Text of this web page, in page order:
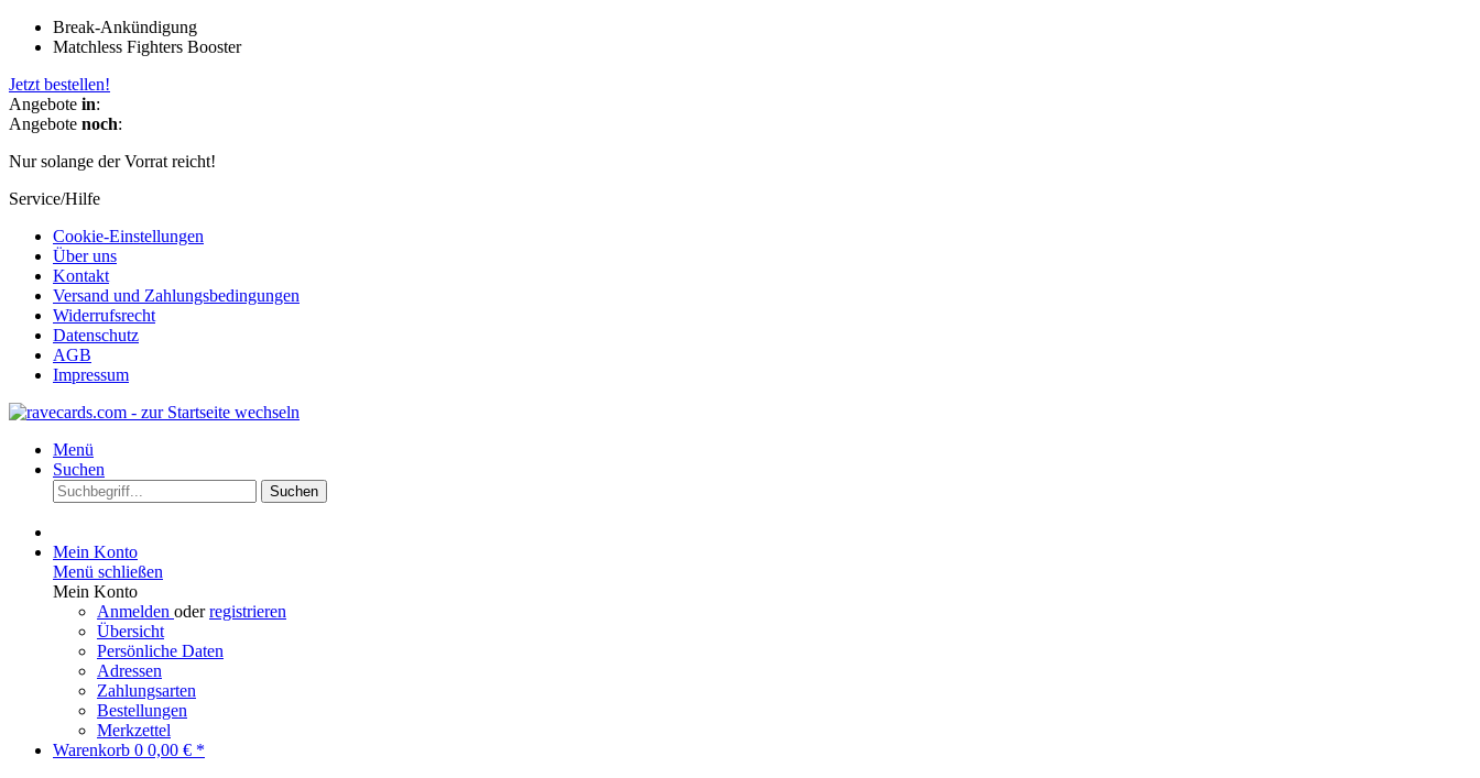
Break-Ankündigung
Matchless Fighters Booster
Jetzt bestellen!
Angebote in:
Angebote noch:
Nur solange der Vorrat reicht!
Service/Hilfe
Cookie-Einstellungen
Über uns
Kontakt
Versand und Zahlungsbedingungen
Widerrufsrecht
Datenschutz
AGB
Impressum
Menü
Suchen
Suchen
Mein Konto
Menü schließen
Mein Konto
Anmelden oderregistrieren
Übersicht
Persönliche Daten
Adressen
Zahlungsarten
Bestellungen
Merkzettel
Warenkorb 0 0,00 € *